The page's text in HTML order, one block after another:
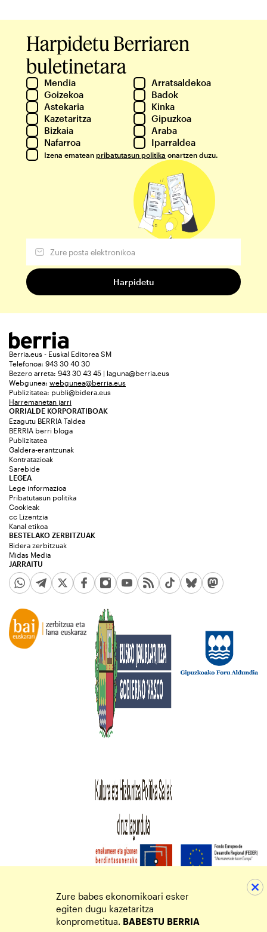
Harpidetu Berriaren
buletinetara
Mendia
Arratsaldekoa
Goizekoa
Badok
Astekaria
Kinka
Kazetaritza
Gipuzkoa
Bizkaia
Araba
Nafarroa
Iparraldea
Izena ematean pribatutasun politika onartzen duzu.
Berria.eus - Euskal Editorea SM
Telefonoa: 943 30 40 30
Bezero arreta: 943 30 43 45 | laguna@berria.eus
Webgunea: webgunea@berria.eus
Publizitatea: publi@bidera.eus
Harremanetan jarri
ORRIALDE KORPORATIBOAK
Ezagutu BERRIA Taldea
BERRIA berri bloga
Publizitatea
Galdera-erantzunak
Kontratazioak
Sarebide
JARRAITU
LEGEA
Lege informazioa
Pribatutasun politika
Cookieak
cc Lizentzia
Kanal etikoa
BESTELAKO ZERBITZUAK
Bidera zerbitzuak
Midas Media
Zure babes ekonomikoari esker
egiten dugu kazetaritza
konprometitua. BABESTU BERRIA